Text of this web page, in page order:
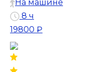
На машине
8 ч
19800 ₽